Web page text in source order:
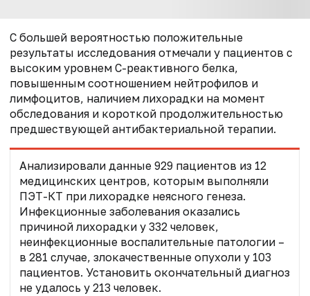
С большей вероятностью положительные
результаты исследования отмечали у пациентов с
высоким уровнем С-реактивного белка,
повышенным соотношением нейтрофилов и
лимфоцитов, наличием лихорадки на момент
обследования и короткой продолжительностью
предшествующей антибактериальной терапии.
Анализировали данные 929 пациентов из 12
медицинских центров, которым выполняли
ПЭТ-КТ при лихорадке неясного генеза.
Инфекционные заболевания оказались
причиной лихорадки у 332 человек,
неинфекционные воспалительные патологии –
в 281 случае, злокачественные опухоли у 103
пациентов. Установить окончательный диагноз
не удалось у 213 человек.